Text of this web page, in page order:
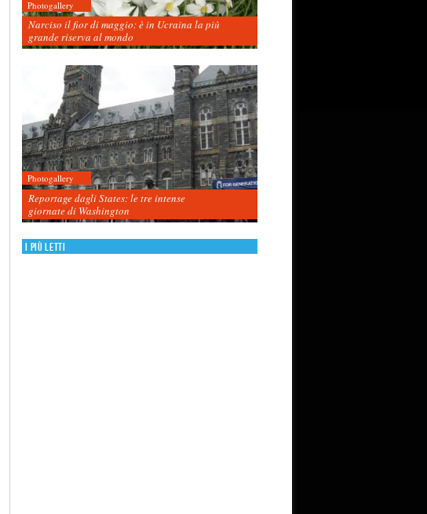
Photogallery
Narciso il fior di maggio: è in Ucraina la più
grande riserva al mondo
Photogallery
Reportage dagli States: le tre intense
giornate di Washington
I più letti